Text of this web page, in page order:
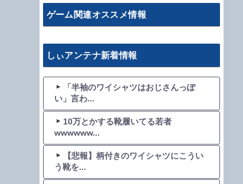
ゲーム関連オススメ情報
しぃアンテナ新着情報
「半袖のワイシャツはおじさんっぽ
い」言わ...
10万とかする靴履いてる若者
wwwwww...
【悲報】柄付きのワイシャツにこうい
う靴を...